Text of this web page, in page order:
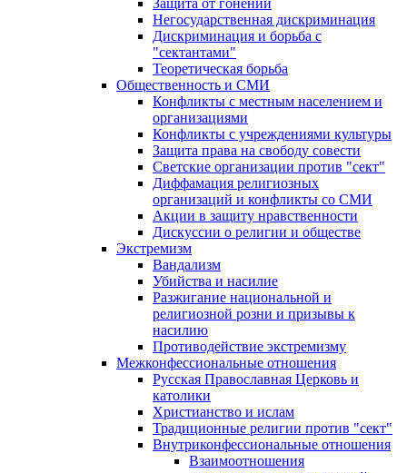
Защита от гонений
Негосударственная дискриминация
Дискриминация и борьба с
"сектантами"
Теоретическая борьба
Общественность и СМИ
Конфликты с местным населением и
организациями
Конфликты с учреждениями культуры
Защита права на свободу совести
Светские организации против "сект"
Диффамация религиозных
организаций и конфликты со СМИ
Акции в защиту нравственности
Дискуссии о религии и обществе
Экстремизм
Вандализм
Убийства и насилие
Разжигание национальной и
религиозной розни и призывы к
насилию
Противодействие экстремизму
Межконфессиональные отношения
Русская Православная Церковь и
католики
Христианство и ислам
Традиционные религии против "сект"
Внутриконфессиональные отношения
Взаимоотношения